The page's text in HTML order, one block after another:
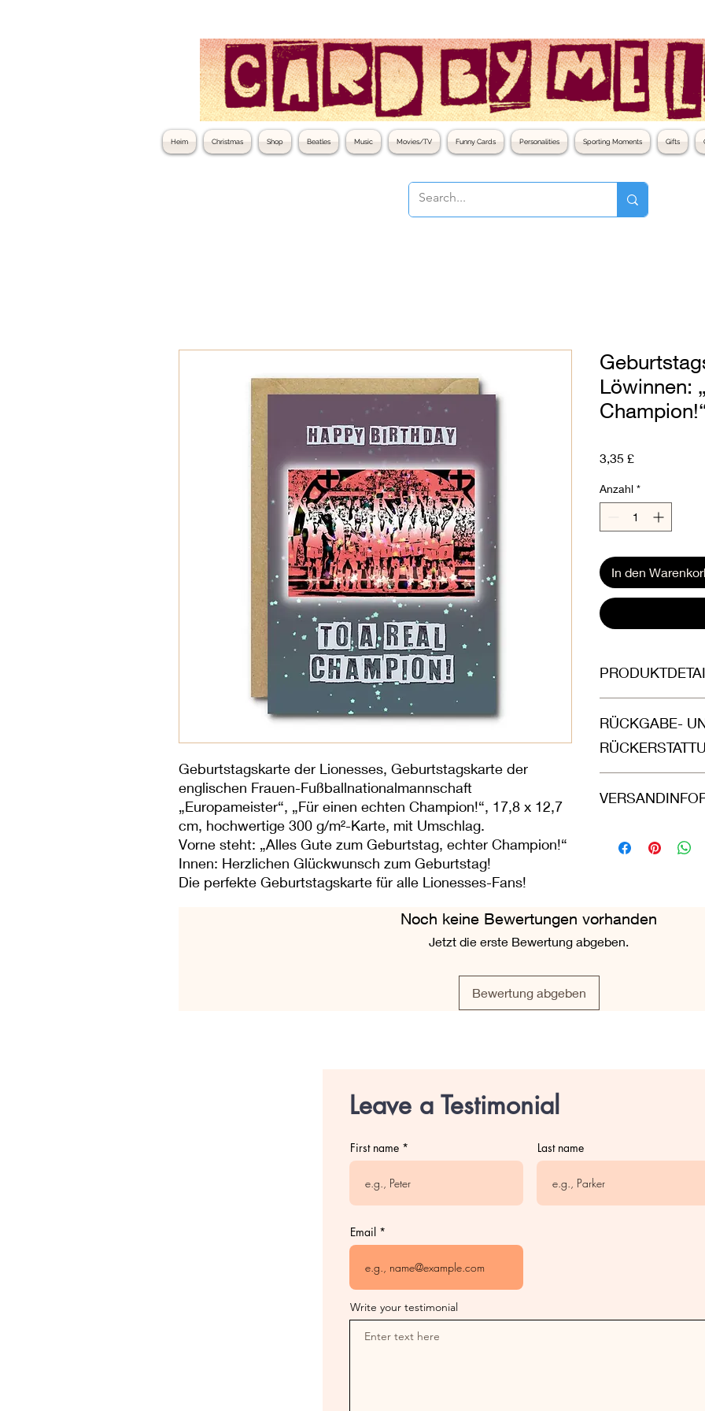
Heim Christmas Shop Beatles Music Movies/TV Funny Cards Personalities Sporting Moments Gifts
Geburtstagskarte der Lionesses, Geburtstagskarte der
englischen Frauen-Fußballnationalmannschaft
„Europameister“, „Für einen echten Champion!“, 17,8 x 12,7
cm, hochwertige 300 g/m²-Karte, mit Umschlag.
Vorne steht: „Alles Gute zum Geburtstag, echter Champion!“
Innen: Herzlichen Glückwunsch zum Geburtstag!
Die perfekte Geburtstagskarte für alle Lionesses-Fans!
Löwinnen:
3,35 £Preis
Anzahl *
In den
weißer Karte (300 g/
hochwertigem
geschützt in einer
geliefert und in
knicken“ versandt.
RÜCKGABE-
Bestellungen
Zustand in ihrer
Großbritanniens:
selben Tag zu
Noch keine Bewertungen vorhanden
Jetzt die erste Bewertung abgeben.
Bewertung abgeben
Leave a Testimonial
First name Last name
Email
Write your testimonial